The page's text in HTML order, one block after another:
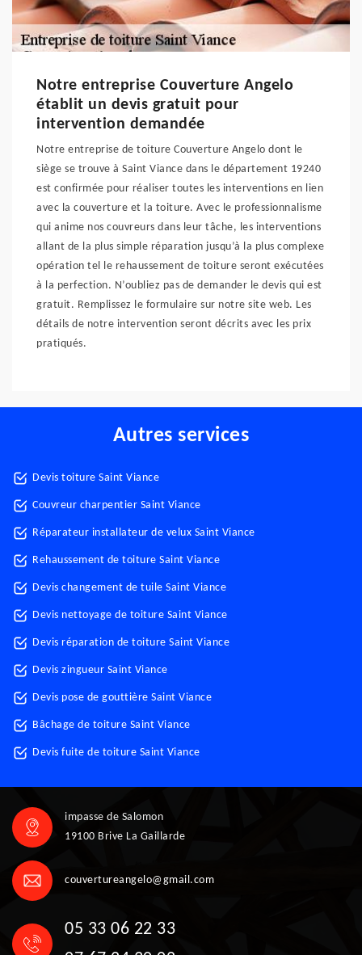
Notre entreprise Couverture Angelo
établit un devis gratuit pour
intervention demandée
Notre entreprise de toiture Couverture Angelo dont le
siège se trouve à Saint Viance dans le département 19240
est confirmée pour réaliser toutes les interventions en lien
avec la couverture et la toiture. Avec le professionnalisme
qui anime nos couvreurs dans leur tâche, les interventions
allant de la plus simple réparation jusqu’à la plus complexe
opération tel le rehaussement de toiture seront exécutées
à la perfection. N’oubliez pas de demander le devis qui est
gratuit. Remplissez le formulaire sur notre site web. Les
détails de notre intervention seront décrits avec les prix
pratiqués.
Autres services
Devis toiture Saint Viance
Couvreur charpentier Saint Viance
Réparateur installateur de velux Saint Viance
Rehaussement de toiture Saint Viance
Devis changement de tuile Saint Viance
Devis nettoyage de toiture Saint Viance
Devis réparation de toiture Saint Viance
Devis zingueur Saint Viance
Devis pose de gouttière Saint Viance
Bâchage de toiture Saint Viance
Devis fuite de toiture Saint Viance
impasse de Salomon
19100 Brive La Gaillarde
couvertureangelo@gmail.com
05 33 06 22 33